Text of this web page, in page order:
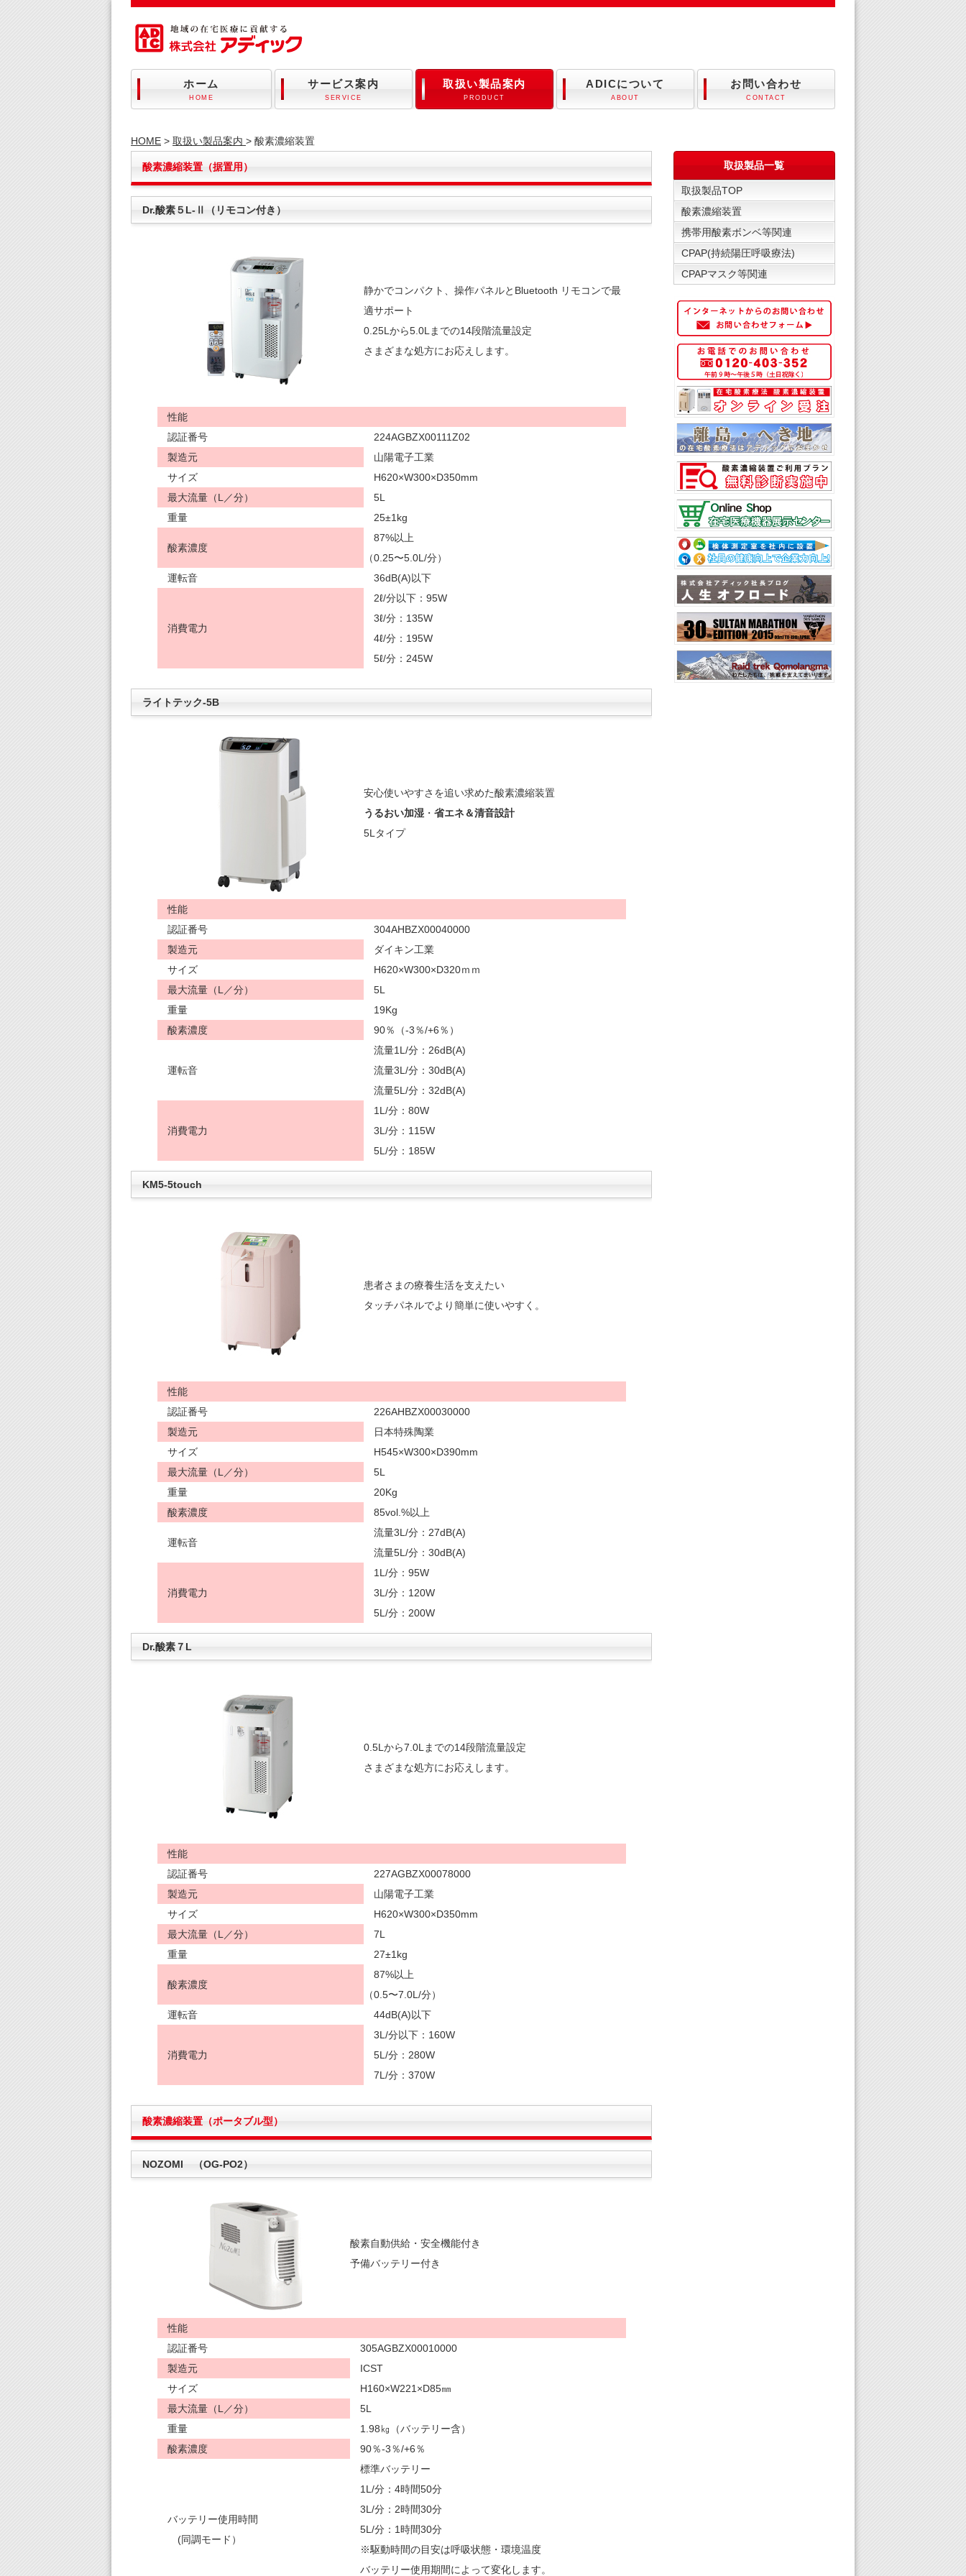
ホーム
HOME
サービス案内
SERVICE
取扱い製品案内
PRODUCT
ADICについて
ABOUT
お問い合わせ
CONTACT
HOME > 取扱い製品案内 > 酸素濃縮装置
酸素濃縮装置（据置用）
Dr.酸素５L-Ⅱ（リモコン付き）
静かでコンパクト、操作パネルとBluetooth リモコンで最
適サポート
0.25Lから5.0Lまでの14段階流量設定
さまざまな処方にお応えします。
性能
認証番号
224AGBZX00111Z02
製造元
山陽電子工業
サイズ
H620×W300×D350mm
最大流量（L／分）
5L
重量
25±1kg
酸素濃度
87%以上
（0.25〜5.0L/分）
運転音
36dB(A)以下
消費電力
2ℓ/分以下：95W
3ℓ/分：135W
4ℓ/分：195W
5ℓ/分：245W
ライトテック-5B
安心使いやすさを追い求めた酸素濃縮装置
うるおい加湿・ 省エネ＆清音設計
5Lタイプ
性能
認証番号
304AHBZX00040000
製造元
ダイキン工業
サイズ
H620×W300×D320ｍｍ
最大流量（L／分）
5L
重量
19Kg
酸素濃度
90％（-3％/+6％）
運転音
流量1L/分：26dB(A)
流量3L/分：30dB(A)
流量5L/分：32dB(A)
消費電力
1L/分：80W
3L/分：115W
5L/分：185W
KM5-5touch
患者さまの療養生活を支えたい
タッチパネルでより簡単に使いやすく。
性能
認証番号
226AHBZX00030000
製造元
日本特殊陶業
サイズ
H545×W300×D390mm
最大流量（L／分）
5L
重量
20Kg
酸素濃度
85vol.%以上
運転音
流量3L/分：27dB(A)
流量5L/分：30dB(A)
消費電力
1L/分：95W
3L/分：120W
5L/分：200W
Dr.酸素７L
0.5Lから7.0Lまでの14段階流量設定
さまざまな処方にお応えします。
性能
認証番号
227AGBZX00078000
製造元
山陽電子工業
サイズ
H620×W300×D350mm
最大流量（L／分）
7L
重量
27±1kg
酸素濃度
87%以上
（0.5〜7.0L/分）
運転音
44dB(A)以下
消費電力
3L/分以下：160W
5L/分：280W
7L/分：370W
酸素濃縮装置（ポータブル型）
NOZOMI （OG-PO2）
酸素自動供給・安全機能付き
予備バッテリー付き
性能
認証番号
305AGBZX00010000
製造元
ICST
サイズ
H160×W221×D85㎜
最大流量（L／分）
5L
重量
1.98㎏（バッテリー含）
酸素濃度
90％-3％/+6％
バッテリー使用時間
(同調モード）
標準バッテリー
1L/分：4時間50分
3L/分：2時間30分
5L/分：1時間30分
※駆動時間の目安は呼吸状態・環境温度
バッテリー使用期間によって変化します。
取扱製品一覧
取扱製品TOP
酸素濃縮装置
携帯用酸素ボンベ等関連
CPAP(持続陽圧呼吸療法)
CPAPマスク等関連